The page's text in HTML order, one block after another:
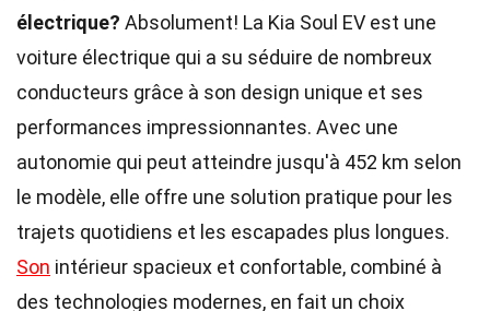
électrique? Absolument! La Kia Soul EV est une
voiture électrique qui a su séduire de nombreux
conducteurs grâce à son design unique et ses
performances impressionnantes. Avec une
autonomie qui peut atteindre jusqu'à 452 km selon
le modèle, elle offre une solution pratique pour les
trajets quotidiens et les escapades plus longues.
Son intérieur spacieux et confortable, combiné à
des technologies modernes, en fait un choix